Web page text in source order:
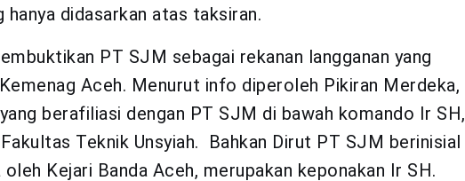
didasarkan atas taksiran.
PT SJM sebagai rekanan langganan yang
Aceh. Menurut info diperoleh Pikiran Merdeka,
berafiliasi dengan PT SJM di bawah komando Ir SH,
Teknik Unsyiah. Bahkan Dirut PT SJM berinisial
Kejari Banda Aceh, merupakan keponakan Ir SH.